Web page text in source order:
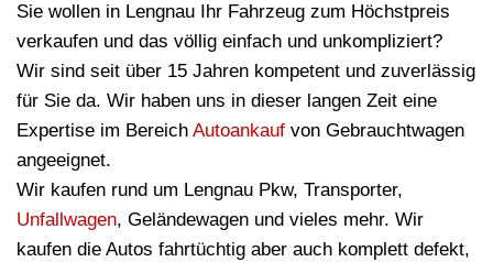
Sie wollen in Lengnau Ihr Fahrzeug zum Höchstpreis
verkaufen und das völlig einfach und unkompliziert?
Wir sind seit über 15 Jahren kompetent und zuverlässig
für Sie da. Wir haben uns in dieser langen Zeit eine
Expertise im Bereich Autoankauf von Gebrauchtwagen
angeeignet.
Wir kaufen rund um Lengnau Pkw, Transporter,
Unfallwagen, Geländewagen und vieles mehr. Wir
kaufen die Autos fahrtüchtig aber auch komplett defekt,